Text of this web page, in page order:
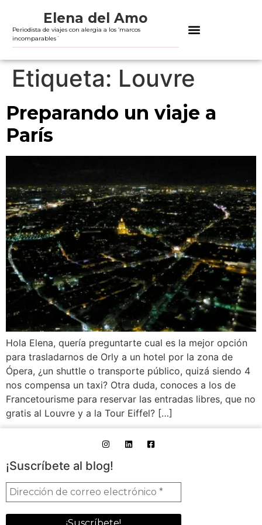
Elena del Amo
Periodista de viajes con alergia a los ‘marcos
incomparables´
Etiqueta: Louvre
Preparando un viaje a
París
Hola Elena, quería preguntarte cual es la mejor opción
para trasladarnos de Orly a un hotel por la zona de
Ópera, ¿un shuttle o transporte público, quizá siendo 4
nos compensa un taxi? Otra duda, conoces a los de
Francetourisme para reservar las entradas libres, que no
gratis al Louvre y a la Tour Eiffel? […]
¡Suscríbete al blog!